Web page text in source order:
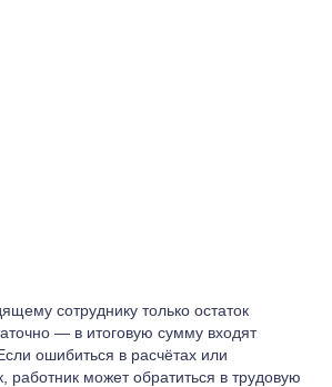
сотруднику только остаток
— в итоговую сумму входят
ошибиться в расчётах или
работник может обратиться в трудовую